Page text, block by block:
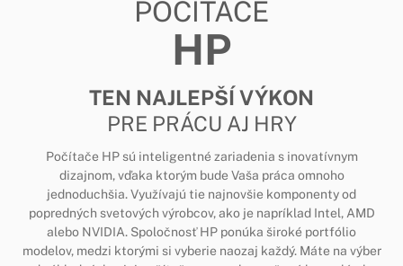
POČÍTAČE
HP
TEN NAJLEPŠÍ VÝKON
PRE PRÁCU AJ HRY
Počítače HP sú inteligentné zariadenia s inovatívnym
dizajnom, vďaka ktorým bude Vaša práca omnoho
jednoduchšia. Využívajú tie najnovšie komponenty od
popredných svetových výrobcov, ako je napríklad Intel, AMD
alebo NVIDIA. Spoločnosť HP ponúka široké portfólio
modelov, medzi ktorými si vyberie naozaj každý. Máte na výber